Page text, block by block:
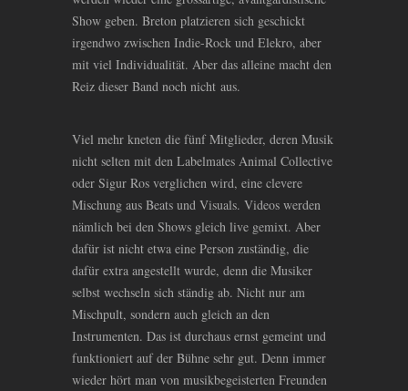
Show geben. Breton platzieren sich geschickt
irgendwo zwischen Indie-Rock und Elekro, aber
mit viel Individualität. Aber das alleine macht den
Reiz dieser Band noch nicht aus.
Viel mehr kneten die fünf Mitglieder, deren Musik
nicht selten mit den Labelmates Animal Collective
oder Sigur Ros verglichen wird, eine clevere
Mischung aus Beats und Visuals. Videos werden
nämlich bei den Shows gleich live gemixt. Aber
dafür ist nicht etwa eine Person zuständig, die
dafür extra angestellt wurde, denn die Musiker
selbst wechseln sich ständig ab. Nicht nur am
Mischpult, sondern auch gleich an den
Instrumenten. Das ist durchaus ernst gemeint und
funktioniert auf der Bühne sehr gut. Denn immer
wieder hört man von musikbegeisterten Freunden